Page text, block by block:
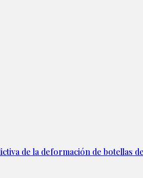
de la deformación de botellas